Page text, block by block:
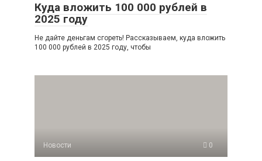
Куда вложить 100 000 рублей в
2025 году
Не дайте деньгам сгореть! Рассказываем, куда вложить
100 000 рублей в 2025 году, чтобы
Новости 0